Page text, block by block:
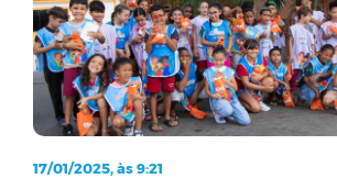
17/01/2025, às 9:21